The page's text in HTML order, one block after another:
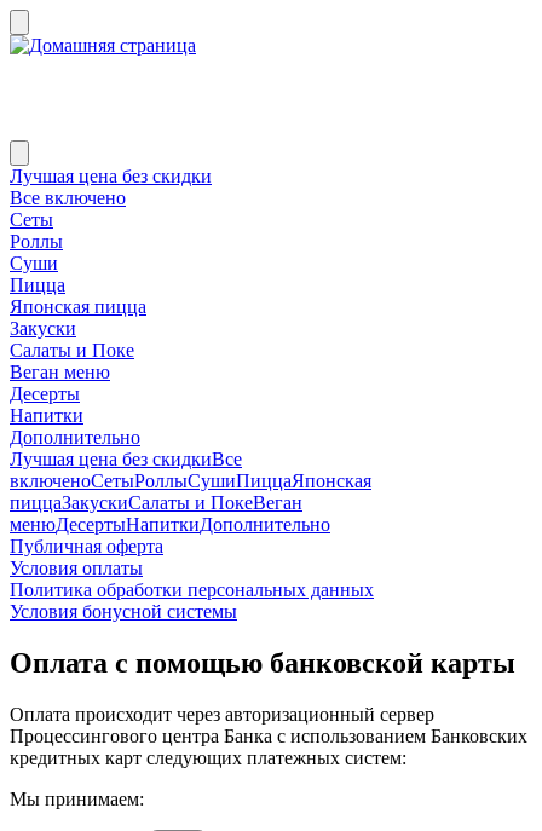
Лучшая цена без скидки
Все включено
Сеты
Роллы
Суши
Пицца
Японская пицца
Закуски
Салаты и Поке
Веган меню
Десерты
Напитки
Дополнительно
Лучшая цена без скидкиВсе
включеноСетыРоллыСушиПиццаЯпонская
пиццаЗакускиСалаты и ПокеВеган
менюДесертыНапиткиДополнительно
Публичная оферта
Условия оплаты
Политика обработки персональных данных
Условия бонусной системы
Оплата с помощью банковской карты
Оплата происходит через авторизационный сервер
Процессингового центра Банка с использованием Банковских
кредитных карт следующих платежных систем:
Мы принимаем: